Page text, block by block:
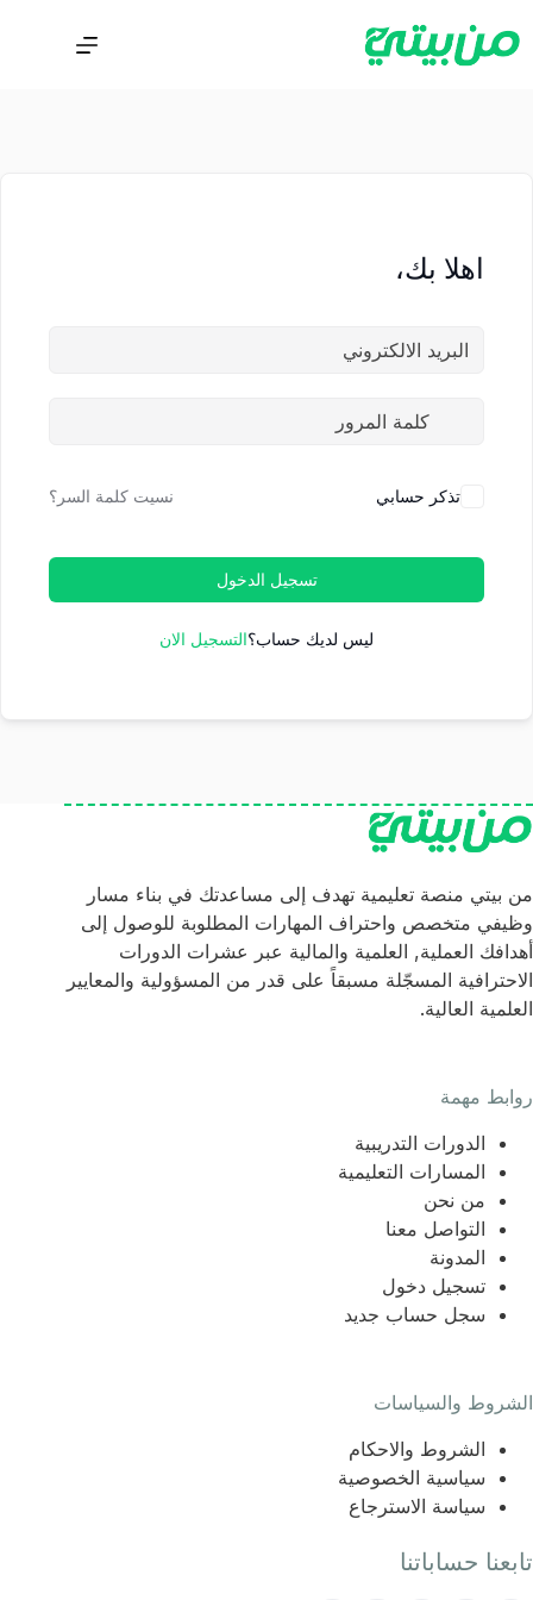
اهلا بك،
تذكر حسابي نسيت كلمة السر؟
تسجيل الدخول
ليس لديك حساب؟التسجيل الان
من بيتي منصة تعليمية تهدف إلى مساعدتك في بناء مسار
وظيفي متخصص واحتراف المهارات المطلوبة للوصول إلى
أهدافك العملية, العلمية والمالية عبر عشرات الدورات
الاحترافية المسجّلة مسبقاً على قدر من المسؤولية والمعايير
العلمية العالية.
روابط مهمة
الدورات التدريبية
المسارات التعليمية
من نحن
التواصل معنا
المدونة
تسجيل دخول
سجل حساب جديد
الشروط والسياسات
الشروط والاحكام
سياسية الخصوصية
سياسة الاسترجاع
تابعنا حساباتنا